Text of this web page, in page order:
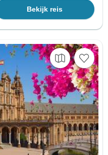
Bekijk reis